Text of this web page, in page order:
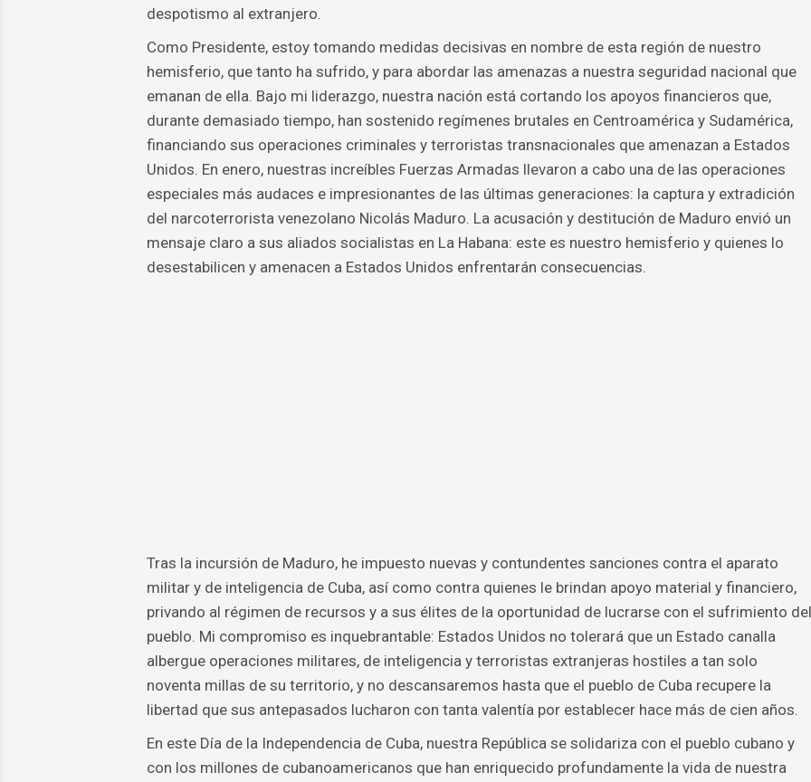
despotismo al extranjero.
Como Presidente, estoy tomando medidas decisivas en nombre de esta región de nuestro
hemisferio, que tanto ha sufrido, y para abordar las amenazas a nuestra seguridad nacional que
emanan de ella. Bajo mi liderazgo, nuestra nación está cortando los apoyos financieros que,
durante demasiado tiempo, han sostenido regímenes brutales en Centroamérica y Sudamérica,
financiando sus operaciones criminales y terroristas transnacionales que amenazan a Estados
Unidos. En enero, nuestras increíbles Fuerzas Armadas llevaron a cabo una de las operaciones
especiales más audaces e impresionantes de las últimas generaciones: la captura y extradición
del narcoterrorista venezolano Nicolás Maduro. La acusación y destitución de Maduro envió un
mensaje claro a sus aliados socialistas en La Habana: este es nuestro hemisferio y quienes lo
desestabilicen y amenacen a Estados Unidos enfrentarán consecuencias.
Tras la incursión de Maduro, he impuesto nuevas y contundentes sanciones contra el aparato
militar y de inteligencia de Cuba, así como contra quienes le brindan apoyo material y financiero,
privando al régimen de recursos y a sus élites de la oportunidad de lucrarse con el sufrimiento del
pueblo. Mi compromiso es inquebrantable: Estados Unidos no tolerará que un Estado canalla
albergue operaciones militares, de inteligencia y terroristas extranjeras hostiles a tan solo
noventa millas de su territorio, y no descansaremos hasta que el pueblo de Cuba recupere la
libertad que sus antepasados ​​lucharon con tanta valentía por establecer hace más de cien años.
En este Día de la Independencia de Cuba, nuestra República se solidariza con el pueblo cubano y
con los millones de cubanoamericanos que han enriquecido profundamente la vida de nuestra